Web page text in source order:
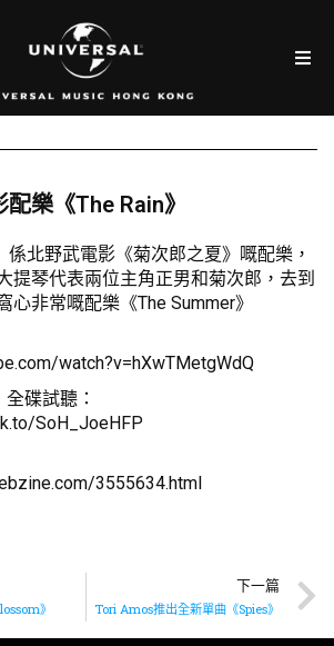
樂《The Rain》
係北野武電影《菊次郎之夏》嘅配樂，
提琴代表兩位主角正男和菊次郎，去到
心非常嘅配樂《The Summer》
watch?v=hXwTMetgWdQ
碟試聽：
SoH_JoeHFP
3555634.html
》
下一篇
Tori Amos推出全新單曲《Spies》